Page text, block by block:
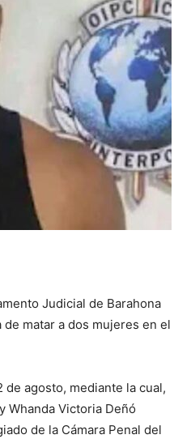
Judicial de Barahona
matar a dos mujeres en el
de agosto, mediante la cual,
Whanda Victoria Deñó
de la Cámara Penal del